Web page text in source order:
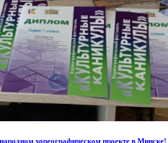
хореографическом проекте в Минске!